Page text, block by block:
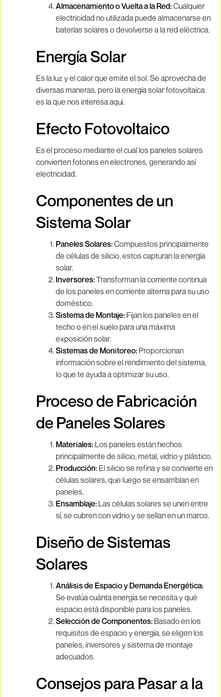
Almacenamiento o Vuelta a la Red:Cualquier
electricidad no utilizada puede almacenarse en
baterías solares o devolverse a la red eléctrica.
Energía Solar
Es la luz y el calor que emite el sol. Se aprovecha de
diversas maneras, pero la energía solar fotovoltaica
es la que nos interesa aquí.
Efecto Fotovoltaico
Es el proceso mediante el cual los paneles solares
convierten fotones en electrones, generando así
electricidad.
Componentes de un
Sistema Solar
Paneles Solares:Compuestos principalmente
de células de silicio, estos capturan la energía
solar.
Inversores:Transforman la corriente continua
de los paneles en corriente alterna para su uso
doméstico.
Sistema de Montaje: Fijan los paneles en el
techo o en el suelo para una máxima
exposición solar.
Sistemas de Monitoreo: Proporcionan
información sobre el rendimiento del sistema,
lo que te ayuda a optimizar su uso.
Proceso de Fabricación
de Paneles Solares
Materiales: Los paneles están hechos
principalmente de silicio, metal, vidrio y plástico.
Producción: El silicio se refina y se convierte en
células solares, que luego se ensamblan en
paneles.
Ensamblaje: Las células solares se unen entre
sí, se cubren con vidrio y se sellan en un marco.
Diseño de Sistemas
Solares
Análisis de Espacio y Demanda Energética:
Se evalúa cuánta energía se necesita y qué
espacio está disponible para los paneles.
Selección de Componentes: Basado en los
requisitos de espacio y energía, se eligen los
paneles, inversores y sistema de montaje
adecuados.
Consejos para Pasar a la